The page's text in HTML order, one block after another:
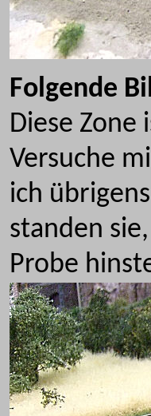
Folgende
Diese Zone
Versuche
ich
standen
Probe